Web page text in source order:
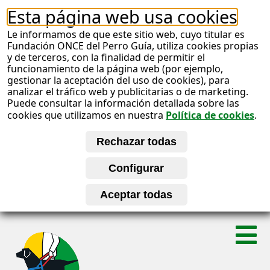
Esta página web usa cookies
Le informamos de que este sitio web, cuyo titular es
Fundación ONCE del Perro Guía, utiliza cookies propias
y de terceros, con la finalidad de permitir el
funcionamiento de la página web (por ejemplo,
gestionar la aceptación del uso de cookies), para
analizar el tráfico web y publicitarias o de marketing.
Puede consultar la información detallada sobre las
cookies que utilizamos en nuestra Política de cookies.
S
A